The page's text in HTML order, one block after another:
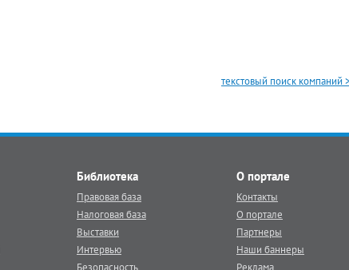
текстовый поиск компаний
Библиотека
Правовая база
Налоговая база
Выставки
Интервью
Безопасность
О портале
Контакты
О портале
Партнеры
Наши баннеры
Реклама